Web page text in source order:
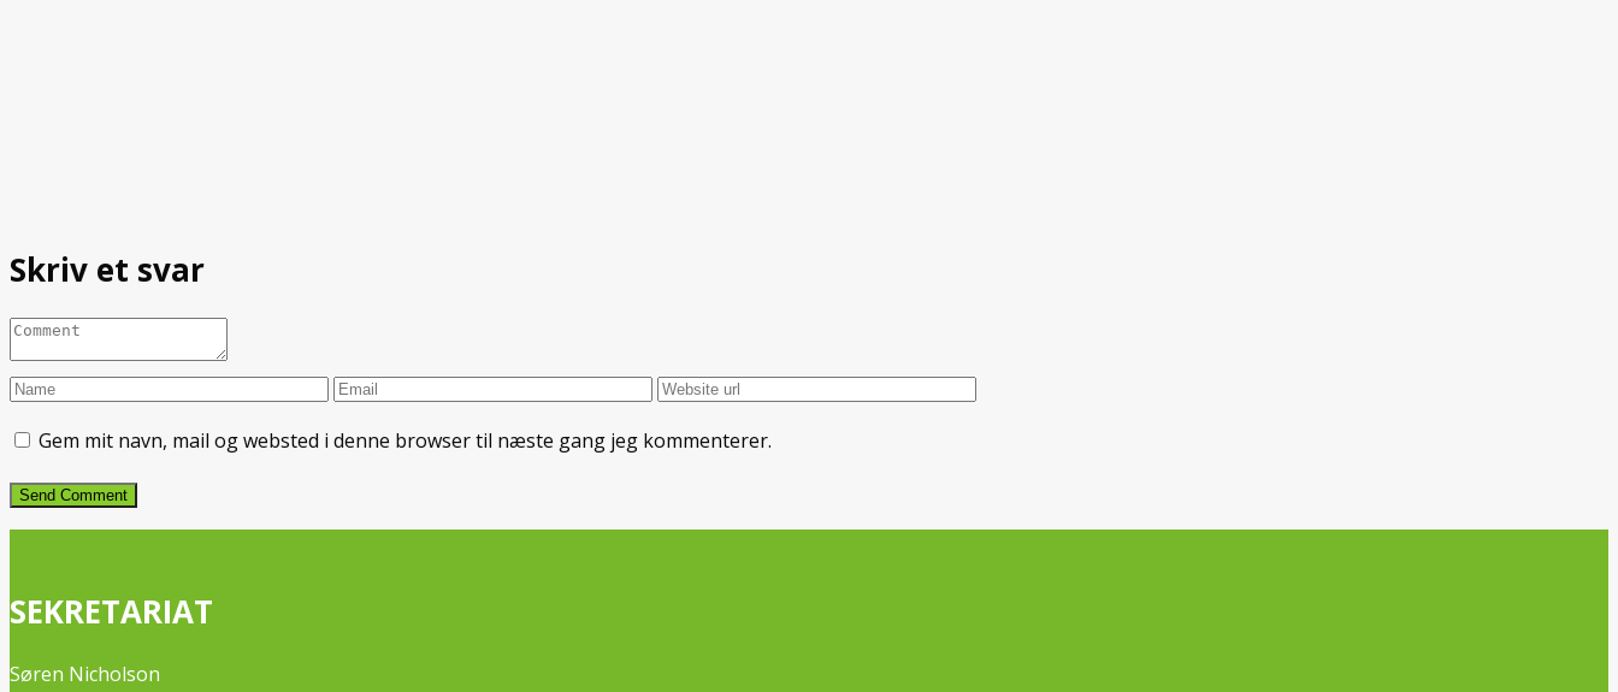
Skriv et svar
Gem mit navn, mail og websted i denne browser til næste gang jeg kommenterer.
SEKRETARIAT
Søren Nicholson